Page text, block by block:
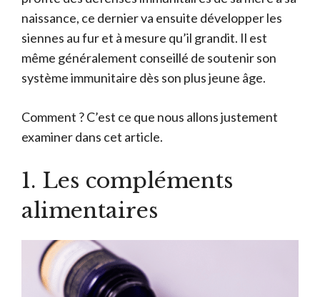
naissance, ce dernier va ensuite développer les
siennes au fur et à mesure qu’il grandit. Il est
même généralement conseillé de soutenir son
système immunitaire dès son plus jeune âge.
Comment ? C’est ce que nous allons justement
examiner dans cet article.
1. Les compléments
alimentaires